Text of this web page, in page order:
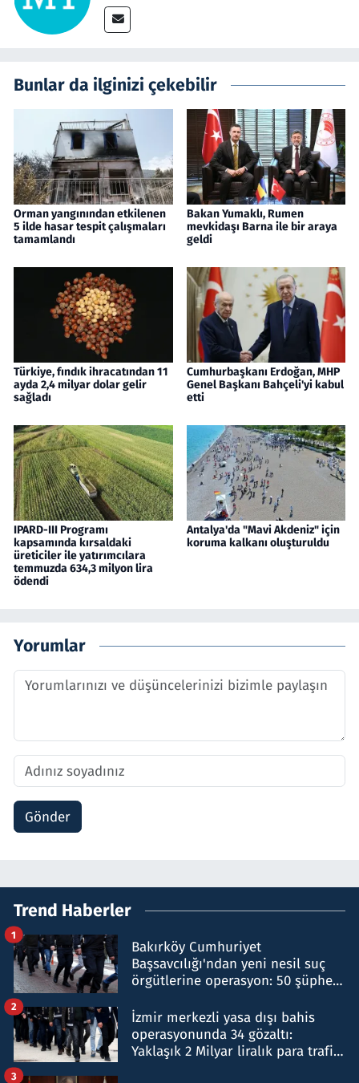
Bunlar da ilginizi çekebilir
Orman yangınından etkilenen
5 ilde hasar tespit çalışmaları
tamamlandı
Bakan Yumaklı, Rumen
mevkidaşı Barna ile bir araya
geldi
Türkiye, fındık ihracatından 11
ayda 2,4 milyar dolar gelir
sağladı
Cumhurbaşkanı Erdoğan, MHP
Genel Başkanı Bahçeli'yi kabul
etti
IPARD-III Programı
kapsamında kırsaldaki
üreticiler ile yatırımcılara
temmuzda 634,3 milyon lira
ödendi
Antalya'da "Mavi Akdeniz" için
koruma kalkanı oluşturuldu
Yorumlar
Gönder
Trend Haberler
Bakırköy Cumhuriyet
Başsavcılığı'ndan yeni nesil suç
örgütlerine operasyon: 50 şüpheli
1
İzmir merkezli yasa dışı bahis
operasyonunda 34 gözaltı:
Yaklaşık 2 Milyar liralık para trafiği
2
3